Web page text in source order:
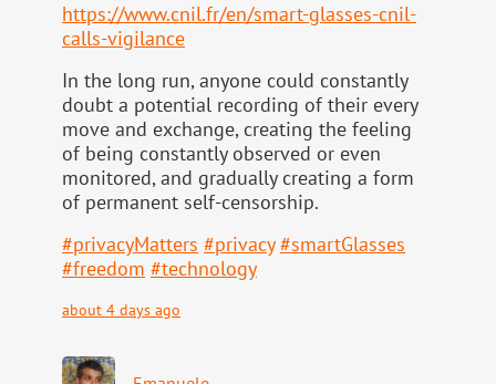
https://www.cnil.fr/en/smart-glasses-cnil-
calls-vigilance
In the long run, anyone could constantly
doubt a potential recording of their every
move and exchange, creating the feeling
of being constantly observed or even
monitored, and gradually creating a form
of permanent self-censorship.
#privacyMatters #privacy #smartGlasses
#freedom #technology
about 4 days ago